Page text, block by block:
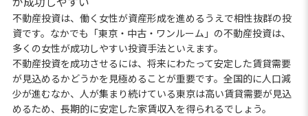
不動産投資は、働く女性が資産形成を進めるうえで相性抜群の投
資です。なかでも「東京・中古・ワンルーム」の不動産投資は、
多くの女性が成功しやすい投資手法といえます。
不動産投資を成功させるには、将来にわたって安定した賃貸需要
が見込めるかどうかを見極めることが重要です。全国的に人口減
少が進むなか、人が集まり続けている東京は高い賃貸需要が見込
めるため、長期的に安定した家賃収入を得られるでしょう。